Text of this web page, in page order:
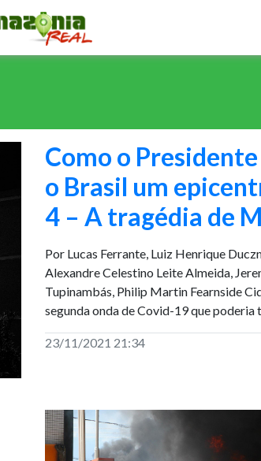
Como o
o Brasil um
4 – A tragédia de
Por Lucas Ferrante, Luiz Henrique
Alexandre Celestino Leite Almeida,
Tupinambás, Philip Martin Fearnside
segunda onda de Covid-19 que
23/11/2021 21:34